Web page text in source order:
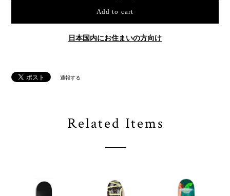
Add to cart
日本国内にお住まいの方向け
通報する
Related Items